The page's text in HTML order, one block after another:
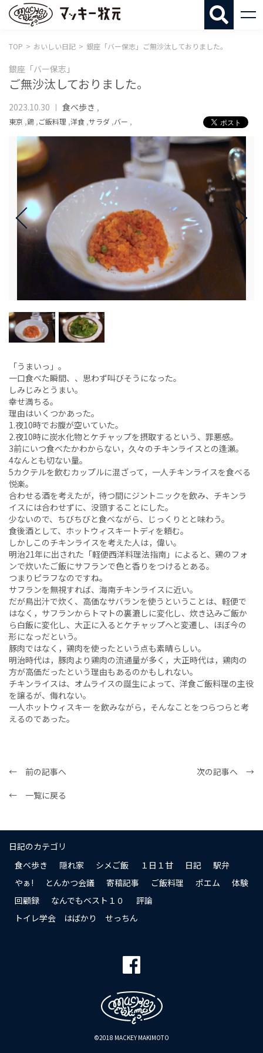
TOP おいしい日記 銀座「バー保志」ご無沙汰しておりました。
銀座「バー保志」
ご無沙汰しておりました。
2023.10.30 食べ歩き ,
東京 ,鶏 ,ご飯料理 ,洋食 ,サラダ ,バー ,
「うまいっ」。
一口食べた瞬間、、思わず叫びそうになった。
しみじみとうまい。
幸せ満ちる。
理由はいくつかあった。
1.夜10時でお腹が空いていた。
2.夜10時に炭水化物とケチャップを摂取するという、罪悪感。
3前にいつ食べたかわからない，久々のチキンライスとの逢瀬。
4なんとも切ない量。
5カクテルを飲むカップルに混ざって，一人チキンライスを食べる
悦楽。
合わせる酒を考えたが，待つ間にジントニックを飲み、チキンラ
イスには合わせずに、没頭することにした。
少ないので、ちびちびと食べながら、じっくりとと味わう。
食後酒として、ホットウィスキートディを頼む。
しかしこのチキンライスを考えた人は，偉い。
明治21年に出された「軽便西洋料理法指南」によると、鶏のフォ
ンで炊いたご飯にサフランで色と香りをつけるとある。
つまりピラフなのですね。
サフランを無視すれば、海南チキンライスに近い。
だが鳥出汁で炊く、高価なサバランを使うということは、軽便で
はなく，サフランからトマトの裏漉しに変化し、炊き込みご飯か
ら白飯に変化し、大正に入るとケチャップへと変遷し、ほぼ今の
形になっだという。
豚肉ではなく，鶏肉を使ったという点も素晴らしい。
明治時代は，豚肉より鶏肉の流通量が多く，大正時代は，鶏肉の
方が高価だったという理由もあるのかもしれない。
チキンライスは、オムライスの誕生によって、洋食ご飯料理の主役
を譲るが、侮れない。
一人ホットウィスキー を飲みながら，そんなことをつらつらと考
えるのであった。
← 前の記事へ
次の記事へ →
← 一覧に戻る
日記のカテゴリ
食べ歩き
隠れ家 シメご飯 １日１甘 日記
駅弁
やぁ!
とんかつ会議 寄稿記事 ご飯料理 ポエム
体験
回顧録
なんでもベスト１０
評論
トイレ学会 はばかり せっちん
©2018 MACKEY MAKIMOTO